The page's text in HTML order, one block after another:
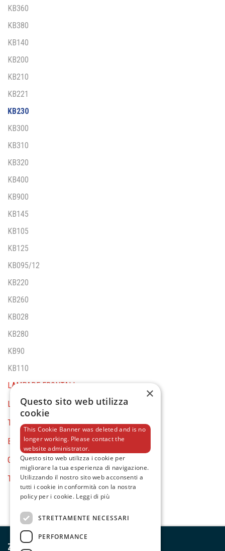
KB360
KB380
KB140
KB200
KB210
KB221
KB230
KB300
KB310
KB320
KB400
KB900
KB145
KB105
KB125
KB095/12
KB220
KB260
KB028
KB280
KB90
KB110
LAMPADE FRONTALI
LAMPADE DA CANTIERE
TORCE
BATTERY TOOLS
GENERAL EQUIPMENT
TESTER E MULTIMETRI
Zeca S.p.A.
×
Questo sito web utilizza
cookie
This Cookie Banner was deleted and is no
longer working. Please contact the
website administrator.
Questo sito web utilizza i cookie per
migliorare la tua esperienza di navigazione.
Utilizzando il nostro sito web acconsenti a
tutti i cookie in conformità con la nostra
policy per i cookie. Leggi di più
STRETTAMENTE NECESSARI
PERFORMANCE